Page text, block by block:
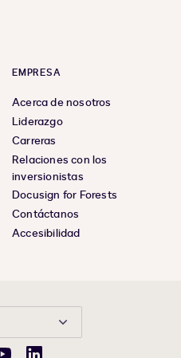
EMPRESA
Acerca de nosotros
Liderazgo
Carreras
Relaciones con los
inversionistas
Docusign for Forests
Contáctanos
Accesibilidad